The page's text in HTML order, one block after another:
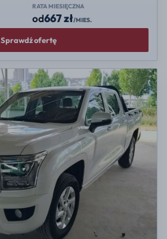
RATA MIESIĘCZNA
od667 zł/MIES.
Sprawdź ofertę